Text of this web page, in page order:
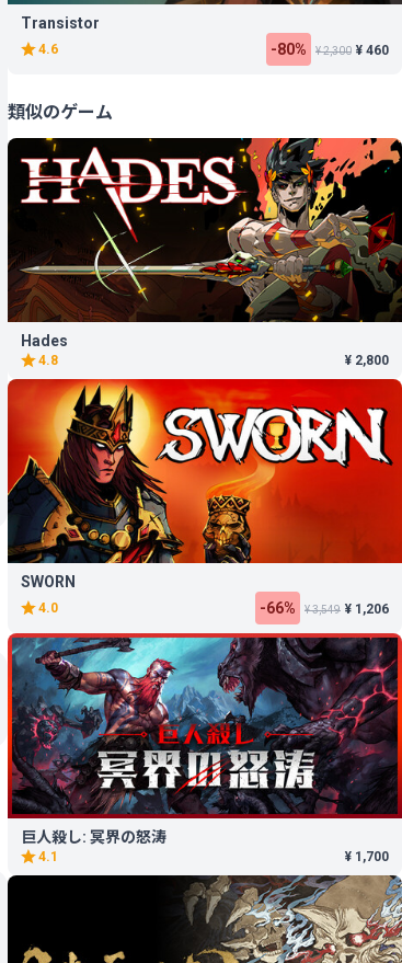
Watch the
Concert, Live
Transistor
4.6 -80% ¥ 2,300 ¥ 460
類似のゲーム
Hades
4.8 ¥ 2,800
SWORN
4.0 -66% ¥ 3,549 ¥ 1,206
巨人殺し: 冥界の怒涛
4.1 ¥ 1,700